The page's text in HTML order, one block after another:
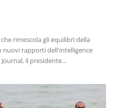
rimescola gli equilibri della
nuovi rapporti dell'intelligence
il presidente...